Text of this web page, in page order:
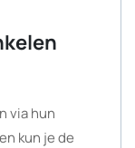
via hun
kun je de